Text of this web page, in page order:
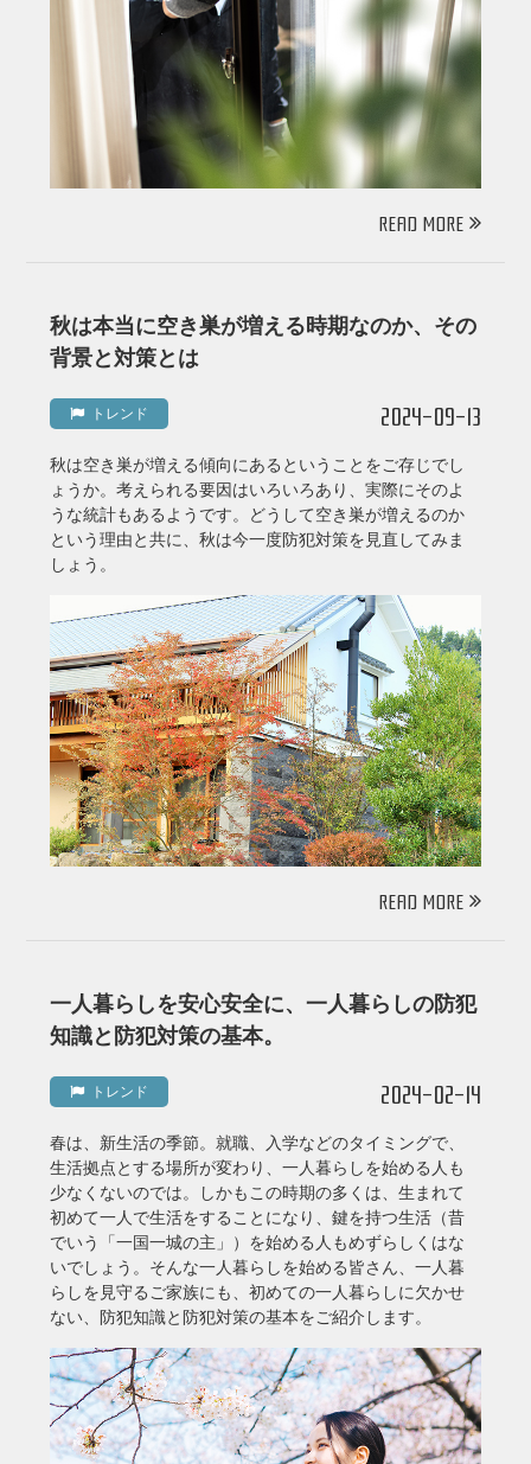
READ MORE
秋は本当に空き巣が増える時期なのか、その
背景と対策とは
トレンド 2024-09-13
秋は空き巣が増える傾向にあるということをご存じでし
ょうか。考えられる要因はいろいろあり、実際にそのよ
うな統計もあるようです。どうして空き巣が増えるのか
という理由と共に、秋は今一度防犯対策を見直してみま
しょう。
READ MORE
一人暮らしを安心安全に、一人暮らしの防犯
知識と防犯対策の基本。
トレンド 2024-02-14
春は、新生活の季節。就職、入学などのタイミングで、
生活拠点とする場所が変わり、一人暮らしを始める人も
少なくないのでは。しかもこの時期の多くは、生まれて
初めて一人で生活をすることになり、鍵を持つ生活（昔
でいう「一国一城の主」）を始める人もめずらしくはな
いでしょう。そんな一人暮らしを始める皆さん、一人暮
らしを見守るご家族にも、初めての一人暮らしに欠かせ
ない、防犯知識と防犯対策の基本をご紹介します。